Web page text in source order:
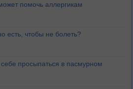
помочь аллергикам
есть, чтобы не болеть?
просыпаться в пасмурном